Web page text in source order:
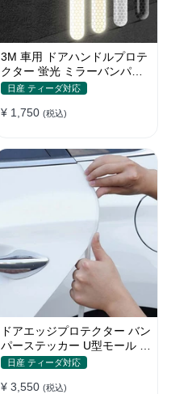
3M 車用 ドアハンドルプロテ
クター 蛍光 ミラーバンパー
反射ステッカー 保護フィルム
日産 ティーダ対応
¥ 1,750 (税込)
ドアエッジプロテクター バン
パーステッカー U型モール キ
ズ防止 取り付け簡単 騒音低
日産 ティーダ対応
¥ 3,550 (税込)